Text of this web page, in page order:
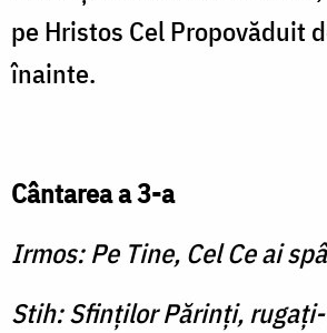
pe Hristos Cel Propovăduit
înainte.
Cântarea a 3-a
Irmos: Pe Tine, Cel Ce ai
Stih: Sfinţilor Părinţi,